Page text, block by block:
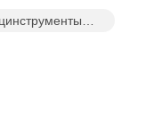
Car-tool